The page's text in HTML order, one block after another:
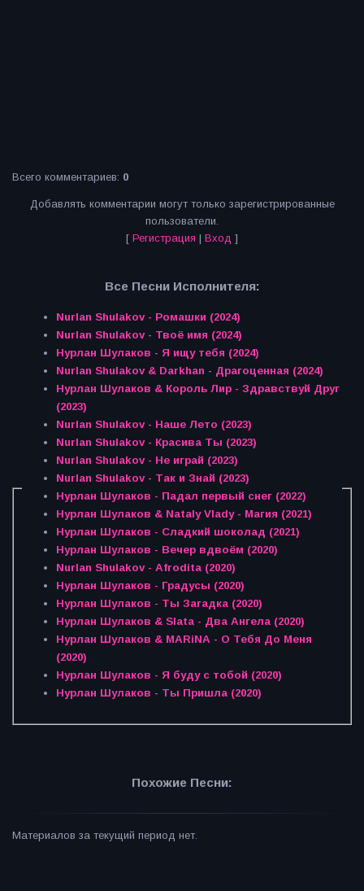
Всего комментариев: 0
Добавлять комментарии могут только зарегистрированные
пользователи.
[ Регистрация | Вход ]
Все Песни Исполнителя:
Nurlan Shulakov - Ромашки (2024)
Nurlan Shulakov - Твоё имя (2024)
Нурлан Шулаков - Я ищу тебя (2024)
Nurlan Shulakov & Darkhan - Драгоценная (2024)
Нурлан Шулаков & Король Лир - Здравствуй Друг
(2023)
Nurlan Shulakov - Наше Лето (2023)
Nurlan Shulakov - Красива Ты (2023)
Nurlan Shulakov - Не играй (2023)
Nurlan Shulakov - Так и Знай (2023)
Нурлан Шулаков - Падал первый снег (2022)
Нурлан Шулаков & Nataly Vlady - Магия (2021)
Нурлан Шулаков - Сладкий шоколад (2021)
Нурлан Шулаков - Вечер вдвоём (2020)
Nurlan Shulakov - Afrodita (2020)
Нурлан Шулаков - Градусы (2020)
Нурлан Шулаков - Ты Загадка (2020)
Нурлан Шулаков & Slata - Два Ангела (2020)
Нурлан Шулаков & MARiNA - О Тебя До Меня
(2020)
Нурлан Шулаков - Я буду с тобой (2020)
Нурлан Шулаков - Ты Пришла (2020)
Похожие Песни:
Материалов за текущий период нет.